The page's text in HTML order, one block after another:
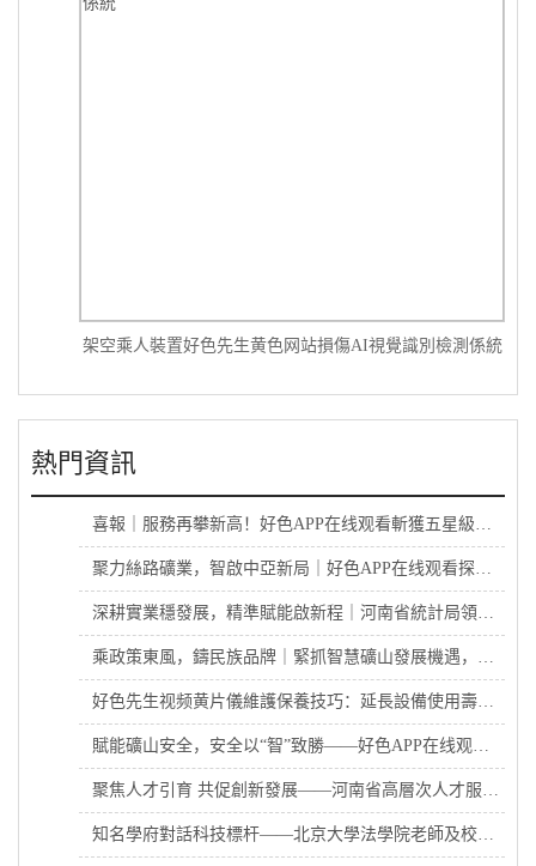
架空乘人裝置好色先生黄色网站損傷AI視覺識別檢測係統
熱門資訊
喜報｜服務再攀新高！好色APP在线观看斬獲五星級售後服務認證
聚力絲路礦業，智啟中亞新局｜好色APP在线观看探傷亮相第16屆新疆國際礦業與裝備博覽會
深耕實業穩發展，精準賦能啟新程｜河南省統計局領導蒞臨好色APP在线观看探傷調研考察
乘政策東風，鑄民族品牌｜緊抓智慧礦山發展機遇，好色APP在线观看探傷業績穩步攀升
好色先生视频黄片儀維護保養技巧：延長設備使用壽命的秘訣
賦能礦山安全，安全以“智”致勝——好色APP在线观看精彩亮相第23屆太原煤炭展
聚焦人才引育 共促創新發展——河南省高層次人才服務中心黃亞傑書記一行蒞臨好色APP在线观看開展調研
知名學府對話科技標杆——北京大學法學院老師及校友 蒞臨洛陽好色APP在线观看參觀指導